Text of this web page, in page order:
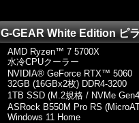
G-GEAR White Edition ピ
AMD Ryzen™ 7 5700X
水冷CPUクーラー
NVIDIA® GeForce RTX™ 5060
32GB (16GBx2枚) DDR4-3200
1TB SSD (M.2規格 / NVMe
ASRock B550M Pro RS
Windows 11 Home